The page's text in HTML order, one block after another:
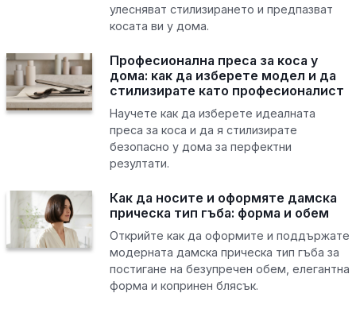
улесняват стилизирането и предпазват
косата ви у дома.
Професионална преса за коса у
дома: как да изберете модел и да
стилизирате като професионалист
Научете как да изберете идеалната
преса за коса и да я стилизирате
безопасно у дома за перфектни
резултати.
Как да носите и оформяте дамска
прическа тип гъба: форма и обем
Открийте как да оформите и поддържате
модерната дамска прическа тип гъба за
постигане на безупречен обем, елегантна
форма и копринен блясък.